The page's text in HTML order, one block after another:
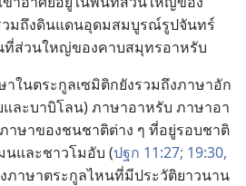
วม​ถึง​ดินแดน​อุดม​สมบูรณ์​รูป​จันทร์​
ที่​ส่วน​ใหญ่​ของ​คาบสมุทร​อาหรับ
ใน​ตระกูล​เซมิติก​ยัง​รวม​ถึง​ภาษา​อัก​
ละ​บาบิโลน) ภาษา​อาหรับ ภาษา​อา
าษา​ของ​ชน​ชาติ​ต่าง​ ๆ ​ที่​อยู่​รอบ​ชาติ​
น​และ​ชาว​โมอับ (ปฐก 11:27; 19:30,
ภาษา​ตระกูล​ไหน​ที่​มี​ประวัติ​ยาว​นาน​